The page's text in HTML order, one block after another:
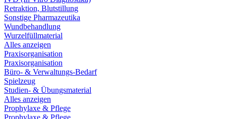
Retraktion, Blutstillung
Sonstige Pharmazeutika
Wundbehandlung
Wurzelfüllmaterial
Alles anzeigen
Praxisorganisation
Praxisorganisation
Büro- & Verwaltungs-Bedarf
Spielzeug
Studien- & Übungsmaterial
Alles anzeigen
Prophylaxe & Pflege
Prophylaxe & Pflege